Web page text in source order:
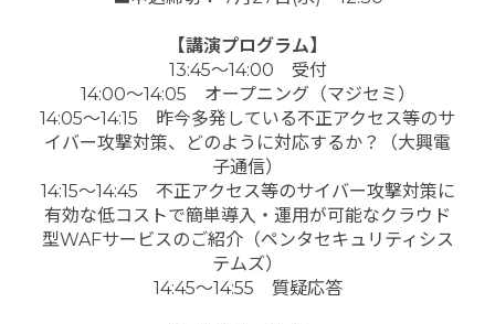
【講演プログラム】
13:45～14:00 受付
14:00～14:05 オープニング（マジセミ）
14:05～14:15 昨今多発している不正アクセス等のサ
イバー攻撃対策、どのように対応するか？（大興電
子通信）
14:15～14:45 不正アクセス等のサイバー攻撃対策に
有効な低コストで簡単導入・運用が可能なクラウド
型WAFサービスのご紹介（ペンタセキュリティシス
テムズ）
14:45～14:55 質疑応答